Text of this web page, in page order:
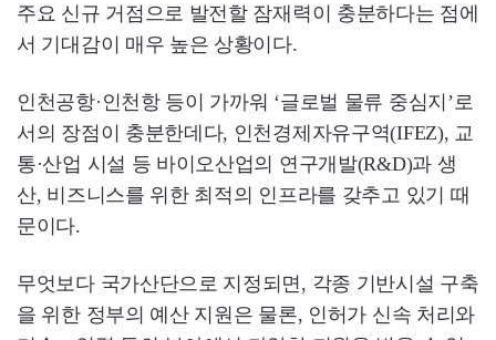
주요 신규 거점으로 발전할 잠재력이 충분하다는 점에
서 기대감이 매우 높은 상황이다.
인천공항·인천항 등이 가까워 ‘글로벌 물류 중심지’로
서의 장점이 충분한데다, 인천경제자유구역(IFEZ), 교
통·산업 시설 등 바이오산업의 연구개발(R&D)과 생
산, 비즈니스를 위한 최적의 인프라를 갖추고 있기 때
문이다.
무엇보다 국가산단으로 지정되면, 각종 기반시설 구축
을 위한 정부의 예산 지원은 물론, 인허가 신속 처리와